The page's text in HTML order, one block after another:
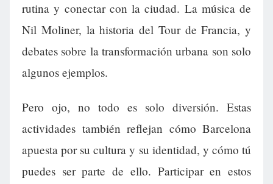
rutina y conectar con la ciudad. La música de
Nil Moliner, la historia del Tour de Francia, y
debates sobre la transformación urbana son solo
algunos ejemplos.
Pero ojo, no todo es solo diversión. Estas
actividades también reflejan cómo Barcelona
apuesta por su cultura y su identidad, y cómo tú
puedes ser parte de ello. Participar en estos